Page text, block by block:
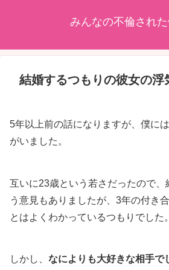
みんなの不倫され
結婚するつもりの彼女の浮
5年以上前の話になりますが、僕に
がいました。
互いに23歳という若さだったので、
う意見もありましたが、3年の付き
とはよくわかっているつもりでした。
しかし、 なによりも大好きな相手で